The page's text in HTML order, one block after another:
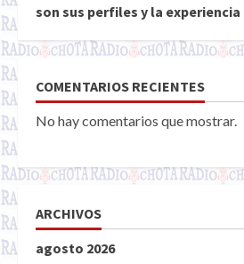
son sus perfiles y la
COMENTARIOS RECIENTES
No hay comentarios que mostrar.
ARCHIVOS
agosto 2026